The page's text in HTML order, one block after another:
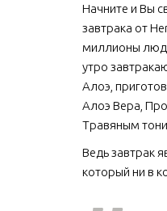
Начните и Вы
завтрака от
миллионы
утро
Алоэ,
Алоэ Вера,
Травяным
Ведь завтрак
который ни в